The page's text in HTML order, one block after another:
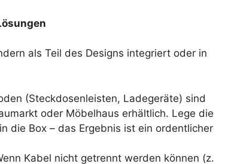
als Teil des Designs integriert oder in
(Steckdosenleisten, Ladegeräte) sind
oder Möbelhaus erhältlich. Lege die
die Box – das Ergebnis ist ein ordentlicher
Kabel nicht getrennt werden können (z.